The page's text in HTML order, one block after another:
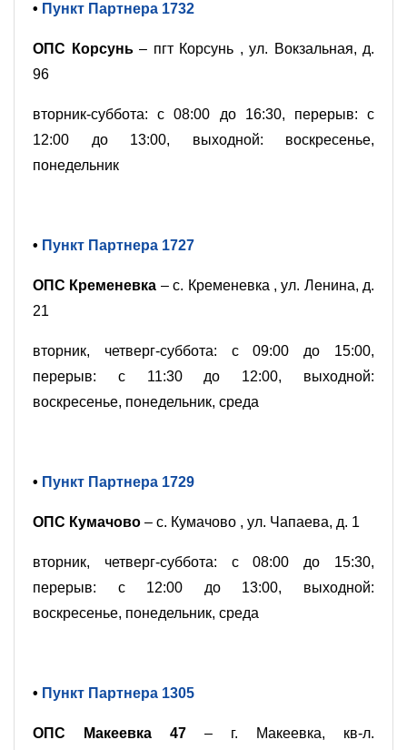
• Пункт Партнера 1732
ОПС Корсунь – пгт Корсунь , ул. Вокзальная, д.
96
вторник-суббота: с 08:00 до 16:30, перерыв: с
12:00 до 13:00, выходной: воскресенье,
понедельник
• Пункт Партнера 1727
ОПС Кременевка – с. Кременевка , ул. Ленина, д.
21
вторник, четверг-суббота: с 09:00 до 15:00,
перерыв: с 11:30 до 12:00, выходной:
воскресенье, понедельник, среда
• Пункт Партнера 1729
ОПС Кумачово – с. Кумачово , ул. Чапаева, д. 1
вторник, четверг-суббота: с 08:00 до 15:30,
перерыв: с 12:00 до 13:00, выходной:
воскресенье, понедельник, среда
• Пункт Партнера 1305
ОПС Макеевка 47 – г. Макеевка, кв-л.